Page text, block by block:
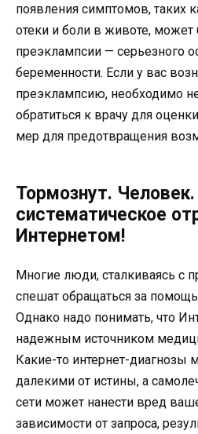
появления симптомов, таких
отеки и боли в животе,
преэклампсии — серьезного
беременности. Если у вас
преэклампсию, необходимо
обратиться к врачу для
мер для предотвращения
Тормознут.
систематическое
Интернетом!
Многие люди, сталкиваясь с
спешат обращаться за
Однако надо понимать, что
надежным источником
Какие-то интернет-диагнозы
далекими от истины, а
сети может нанести вред
зависимости от запроса,